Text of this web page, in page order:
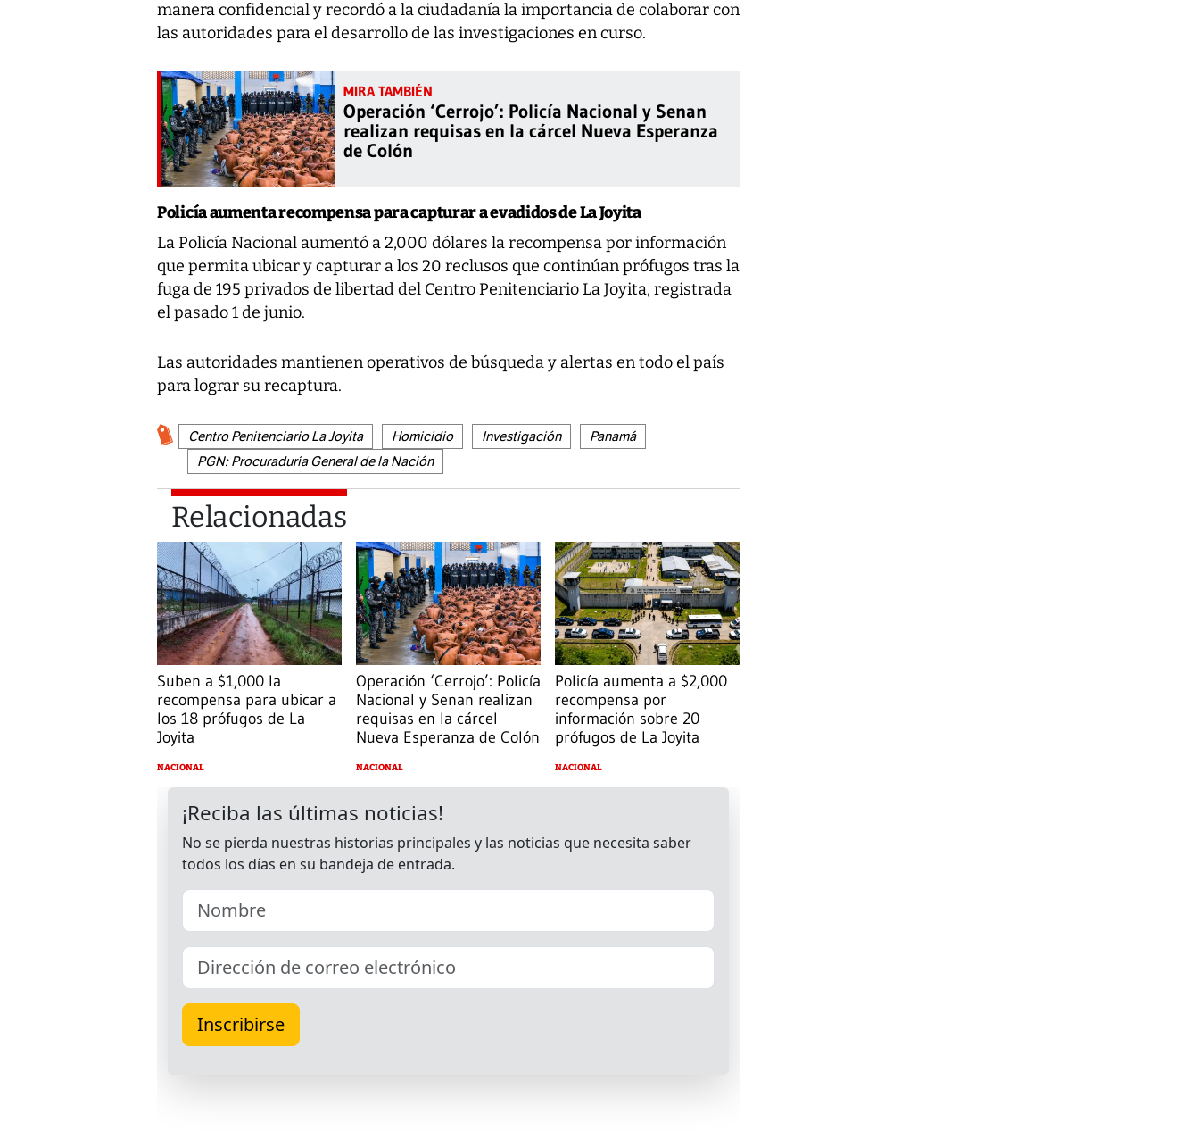
manera confidencial y recordó a la ciudadanía la importancia de colaborar con
las autoridades para el desarrollo de las investigaciones en curso.
Operación ‘Cerrojo’: Policía Nacional y Senan
realizan requisas en la cárcel Nueva Esperanza
de Colón
Policía aumenta recompensa para capturar a evadidos de La Joyita
La Policía Nacional aumentó a 2,000 dólares la recompensa por información
que permita ubicar y capturar a los 20 reclusos que continúan prófugos tras la
fuga de 195 privados de libertad del Centro Penitenciario La Joyita, registrada
el pasado 1 de junio.
Las autoridades mantienen operativos de búsqueda y alertas en todo el país
para lograr su recaptura.
Centro Penitenciario La Joyita Homicidio Investigación
Panamá
PGN: Procuraduría General de la Nación
Relacionadas
Suben a $1,000 la
recompensa para ubicar a
los 18 prófugos de La
Joyita
NACIONAL
Operación ‘Cerrojo’: Policía
Nacional y Senan realizan
requisas en la cárcel
Nueva Esperanza de Colón
NACIONAL
Policía aumenta a $2,000
recompensa por
información sobre 20
prófugos de La Joyita
NACIONAL